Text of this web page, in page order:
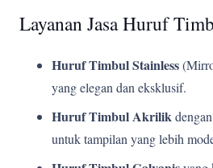
Layanan Jasa Huruf
Huruf Timbul Stainless
yang elegan dan eksklusif.
Huruf Timbul Akrilik
untuk tampilan yang lebih